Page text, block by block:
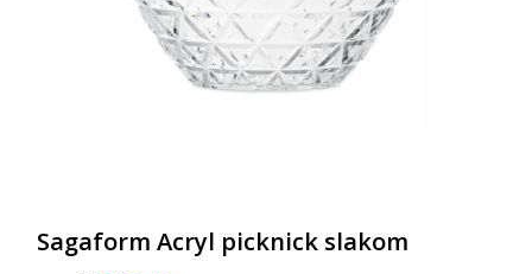
Sagaform Acryl picknick slakom